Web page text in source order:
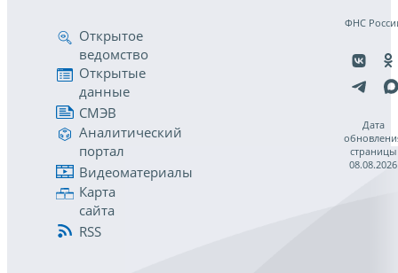
Открытое
ведомство
Открытые
данные
СМЭВ
Аналитический
портал
Видеоматериалы
Карта
сайта
RSS
ФНС
Дата
страницы
08.08.2026